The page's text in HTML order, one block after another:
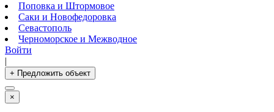
Поповка и Штормовое
Саки и Новофедоровка
Севастополь
Черноморское и Межводное
Войти
|
+ Предложить объект
×